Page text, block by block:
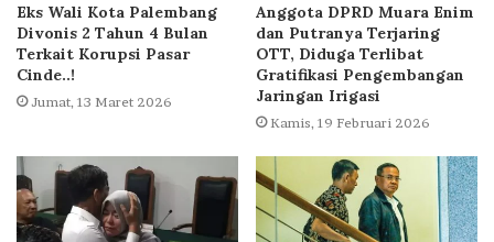
Eks Wali Kota Palembang
Divonis 2 Tahun 4 Bulan
Terkait Korupsi Pasar
Cinde..!
Jumat, 13 Maret 2026
Anggota DPRD Muara Enim
dan Putranya Terjaring
OTT, Diduga Terlibat
Gratifikasi Pengembangan
Jaringan Irigasi
Kamis, 19 Februari 2026